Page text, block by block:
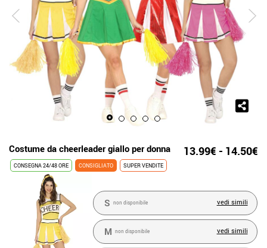
Costume da cheerleader giallo per donna 13.99€ - 14.50€
CONSEGNA 24/48 ORE CONSIGLIATO SUPER VENDITE
S non disponibile vedi simili
M non disponibile vedi simili